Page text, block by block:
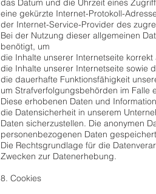
das Datum und die Uhrzeit eines
eine gekürzte Internet-Protokoll-
der Internet-Service-Provider des
Bei der Nutzung dieser allgemeinen
benötigt, um
die Inhalte unserer Internetseite korrekt
die Inhalte unserer Internetseite sowie
die dauerhafte Funktionsfähigkeit
um Strafverfolgungsbehörden im Falle
Diese erhobenen Daten und
die Datensicherheit in unserem
Daten sicherzustellen. Die anonymen
personenbezogenen Daten
Die Rechtsgrundlage für die
Zwecken zur Datenerhebung.
8. Cookies